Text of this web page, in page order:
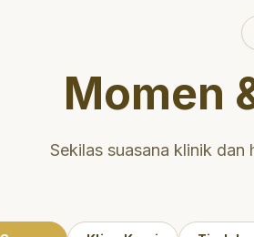
Momen
Sekilas suasana klinik dan